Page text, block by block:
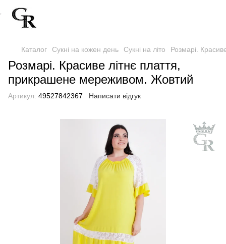
Каталог Сукні на кожен день Сукні на літо Розмарі.
Розмарі. Красиве літнє плаття,
прикрашене мереживом. Жовтий
Артикул: 49527842367 Написати відгук